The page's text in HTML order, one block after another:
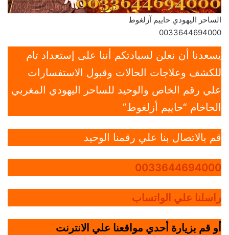
الساحر اليهودي حاييم آزلغوط
0033644694000
يسعدنا أن نعلن لسيادتكم أننا على إستعداد تام
للكشف وعلاجات الحالات وقبول الاستفسارات
علي رقم الخاص والوحيد للساحر اليهودي المغربي
الحاخام “حاييم أزلغوط”
قم بالاتصال بنا علي رقمنا الوحيد
0033644694000
راسلنا علي الواتساب
أو قم بزيارة أحدي مواقعنا علي الانترنت